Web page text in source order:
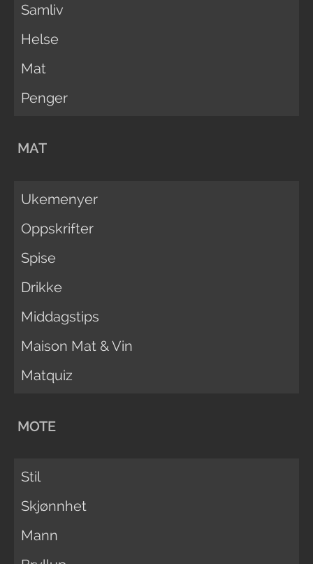
Samliv
Helse
Mat
Penger
MAT
Ukemenyer
Oppskrifter
Spise
Drikke
Middagstips
Maison Mat & Vin
Matquiz
MOTE
Stil
Skjønnhet
Mann